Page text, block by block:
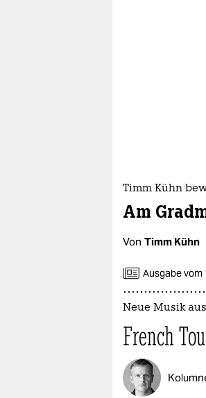
epaper login
Timm Kühn
Am
Von Timm Kühn
Ausgabe vom
Neue Musik
French